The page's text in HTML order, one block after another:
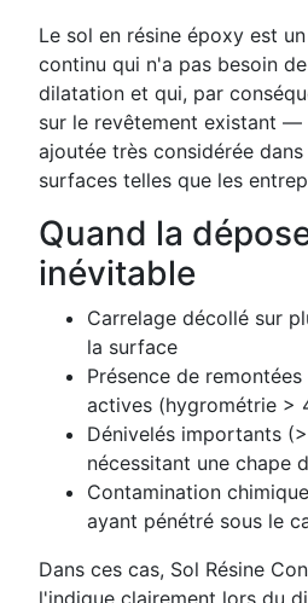
Le sol en résine époxy est
continu qui n'a pas besoin
dilatation et qui, par
sur le revêtement existant —
ajoutée très considérée
surfaces telles que les
Quand la
inévitable
Carrelage décollé sur
la surface
Présence de
actives (hygrométrie >
Dénivelés importants
nécessitant une chape
Contamination
ayant pénétré sous le
Dans ces cas, Sol Résine
l'indique clairement lors du